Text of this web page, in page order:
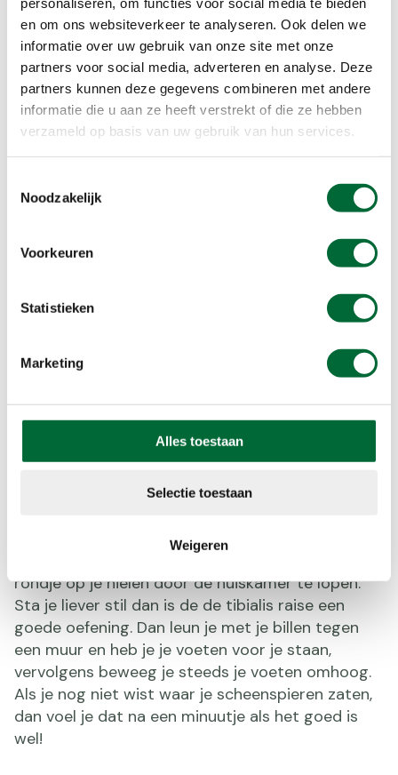
en om ons websiteverkeer te analyseren. Ook delen we
informatie over uw gebruik van onze site met onze
partners voor social media, adverteren en analyse. Deze
partners kunnen deze gegevens combineren met andere
informatie die u aan ze heeft verstrekt of die ze hebben
verzameld op basis van uw gebruik van hun services.
Noodzakelijk
Voorkeuren
Statistieken
Marketing
Alles toestaan
Selectie toestaan
Weigeren
Duw jezelf vervolgens omhoog, zodat je op de
tenen op de trede staat. Hou even vast en zak
weer terug in de startpositie. Wordt dit te
makkelijk, doe de oefening dan op één been.
Wissel na 10 herhalingen van been.
4. Scheenspieren: tibialis raise. (Foto: © CRISTINA TARANOVICI
van calatorescu)
4. Scheenspieren: tibialis raise
Je scheenspieren zijn voor het wandelen
belangrijke functie hebben bij de afwikkeling van
rondje op je hielen door de huiskamer te lopen.
Sta je liever stil dan is de de tibialis raise een
goede oefening. Dan leun je met je billen tegen
een muur en heb je je voeten voor je staan,
vervolgens beweeg je steeds je voeten omhoog.
Als je nog niet wist waar je scheenspieren zaten,
dan voel je dat na een minuutje als het goed is
wel!